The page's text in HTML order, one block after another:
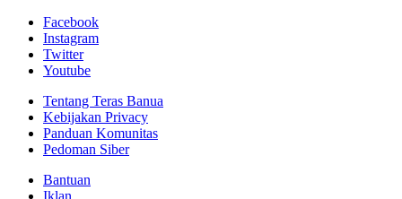
Facebook
Instagram
Twitter
Youtube
Tentang Teras Banua
Kebijakan Privacy
Panduan Komunitas
Pedoman Siber
Bantuan
Iklan